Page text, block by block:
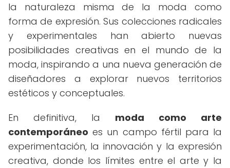
la naturaleza misma de la moda como
forma de expresión. Sus colecciones radicales
y experimentales han abierto nuevas
posibilidades creativas en el mundo de la
moda, inspirando a una nueva generación de
diseñadores a explorar nuevos territorios
estéticos y conceptuales.
En definitiva, la moda como arte
contemporáneo es un campo fértil para la
experimentación, la innovación y la expresión
creativa, donde los límites entre el arte y la